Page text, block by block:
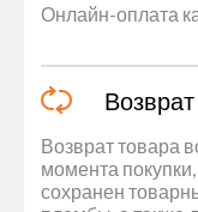
Онлайн-оплата
Возврат товара
момента
сохранен